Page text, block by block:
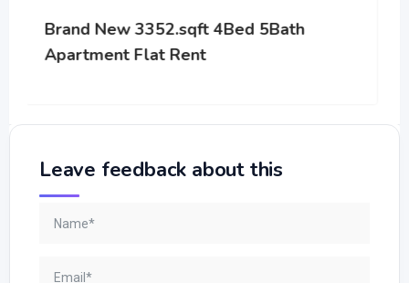
5Bath Hasim Heritage
Leave feedback about this